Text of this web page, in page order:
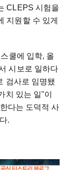
CLEPS 시험을
지원할 수 있게
쿨에 입학, 올
시보로 일하다
검사로 임명됐
치 있는 일"이
다는 도덕적 사
.